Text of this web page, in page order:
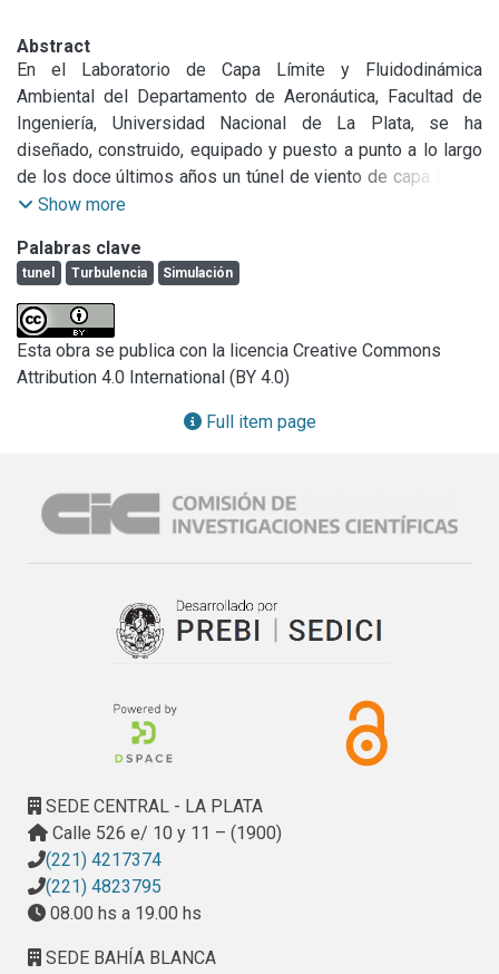
Abstract
En el Laboratorio de Capa Límite y Fluidodinámica
Ambiental del Departamento de Aeronáutica, Facultad de
Ingeniería, Universidad Nacional de La Plata, se ha
diseñado, construido, equipado y puesto a punto a lo largo
de los doce últimos años un túnel de viento de capa límite.
Ello ha sido posible merced al generoso apoyo de SECYT,
Ambiental.
Dicho túnel es cerrado (con recirculación de flujo) y posee
distintos dispositivos para adecuar el flujo con el fin de
permitir la simulación de las características turbulentas de
la baja capa límite atmosférica. Su descripción,
características así como los sistemas de adquisición y
Show more
Palabras clave
tunel Turbulencia Simulación
Esta obra se publica con la licencia Creative Commons
Attribution 4.0 International (BY 4.0)
Full item page
SEDE CENTRAL - LA PLATA
Calle 526 e/ 10 y 11 – (1900)
(221) 4217374
(221) 4823795
08.00 hs a 19.00 hs
SEDE BAHÍA BLANCA